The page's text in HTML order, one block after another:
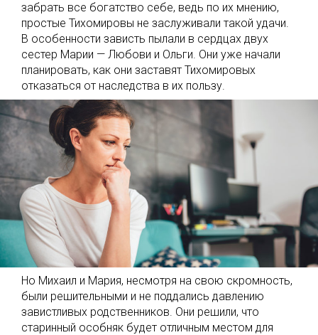
забрать все богатство себе, ведь по их мнению,
простые Тихомировы не заслуживали такой удачи.
В особенности зависть пылали в сердцах двух
сестер Марии — Любови и Ольги. Они уже начали
планировать, как они заставят Тихомировых
отказаться от наследства в их пользу.
Но Михаил и Мария, несмотря на свою скромность,
были решительными и не поддались давлению
завистливых родственников. Они решили, что
старинный особняк будет отличным местом для